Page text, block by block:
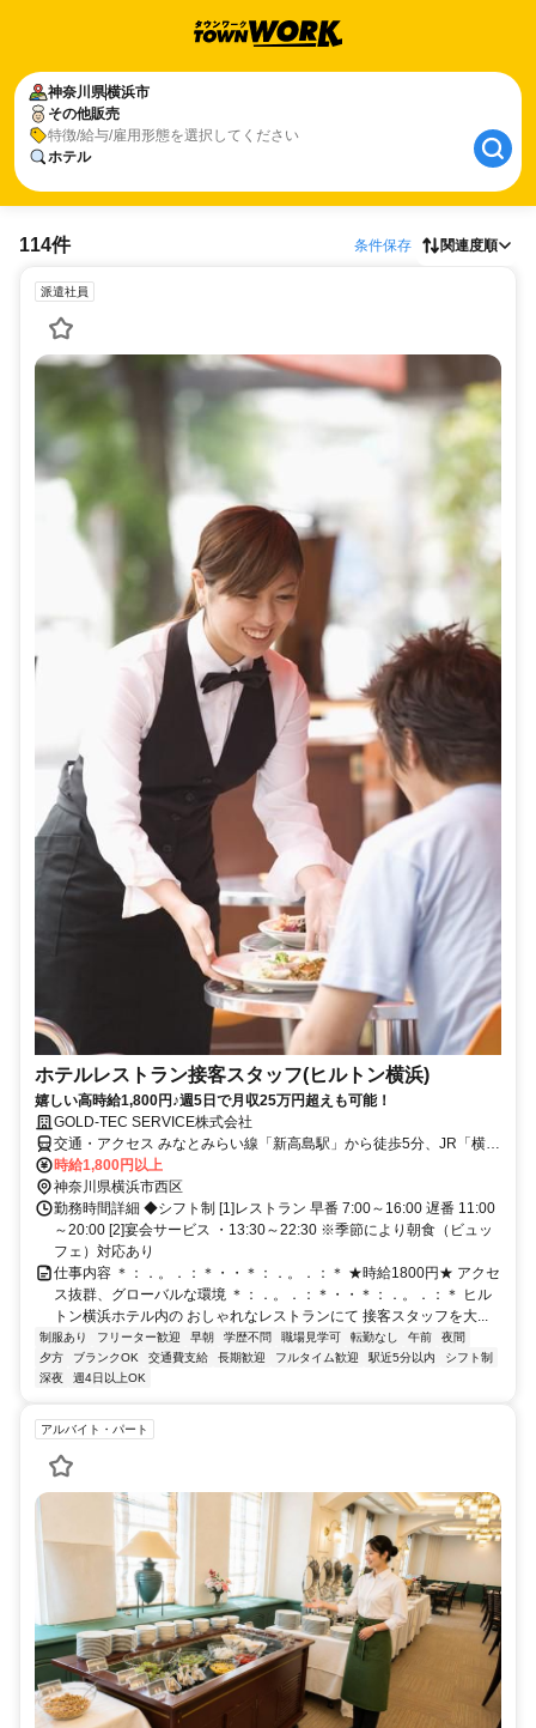
神奈川県横浜市
その他販売
特徴/給与/雇用形態を選択してください
ホテル
114件 条件保存 関連度順
派遣社員
ホテルレストラン接客スタッフ(ヒルトン横浜)
嬉しい高時給1,800円♪週5日で月収25万円超えも可能！
GOLD-TEC SERVICE株式会社
交通・アクセス みなとみらい線「新高島駅」から徒歩5分、JR「横浜
駅」東口から徒歩11分
時給1,800円以上
神奈川県横浜市西区
勤務時間詳細 ◆シフト制 [1]レストラン 早番 7:00～16:00 遅番 11:00
～20:00 [2]宴会サービス ・13:30～22:30 ※季節により朝食（ビュッ
フェ）対応あり
仕事内容 ＊：．。．：＊・・＊：．。．：＊ ★時給1800円★ アクセ
ス抜群、グローバルな環境 ＊：．。．：＊・・＊：．。．：＊ ヒル
トン横浜ホテル内の おしゃれなレストランにて 接客スタッフを大...
制服あり フリーター歓迎 早朝 学歴不問 職場見学可 転勤なし 午前
夜間
夕方
ブランクOK 交通費支給 長期歓迎 フルタイム歓迎 駅近5分以内
シフト制
深夜
週4日以上OK
アルバイト・パート